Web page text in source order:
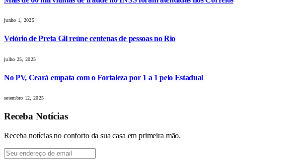
junho 1, 2025
Velório de Preta Gil reúne centenas de pessoas no Rio
julho 25, 2025
No PV, Ceará empata com o Fortaleza por 1 a 1 pelo Estadual
setembro 12, 2025
Receba Notícias
Receba notícias no conforto da sua casa em primeira mão.